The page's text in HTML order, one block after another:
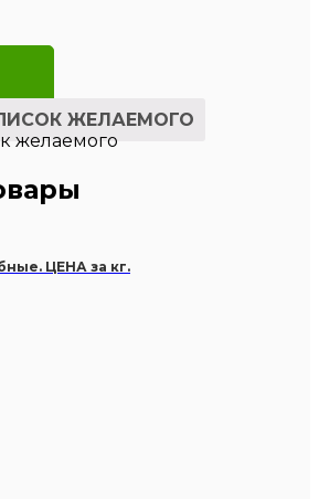
ЖЕЛАЕМОГО
желаемого
ЦЕНА за кг.